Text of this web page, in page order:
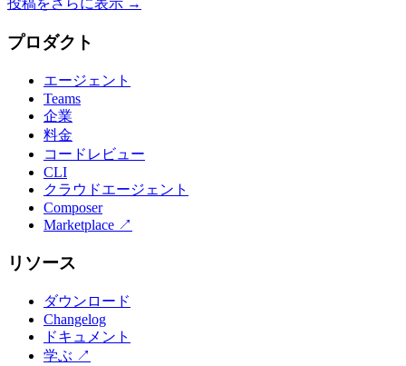
投稿をさらに表示 →
プロダクト
エージェント
Teams
企業
料金
コードレビュー
CLI
クラウドエージェント
Composer
Marketplace ↗
リソース
ダウンロード
Changelog
ドキュメント
学ぶ ↗